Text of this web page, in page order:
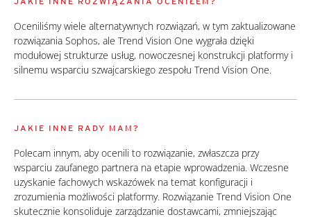
Oceniliśmy wiele alternatywnych rozwiązań, w tym zaktualizowane
rozwiązania Sophos, ale Trend Vision One wygrała dzięki
modułowej strukturze usług, nowoczesnej konstrukcji platformy i
silnemu wsparciu szwajcarskiego zespołu Trend Vision One.
JAKIE INNE RADY MAM?
Polecam innym, aby ocenili to rozwiązanie, zwłaszcza przy
wsparciu zaufanego partnera na etapie wprowadzenia. Wczesne
uzyskanie fachowych wskazówek na temat konfiguracji i
zrozumienia możliwości platformy. Rozwiązanie Trend Vision One
skutecznie konsoliduje zarządzanie dostawcami, zmniejszając